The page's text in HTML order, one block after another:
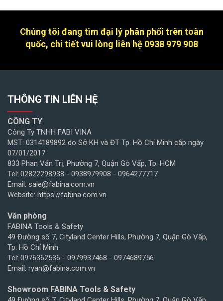
Chúng tôi đang tìm đại lý phân phối trên toàn
quốc, chi tiết vui lòng liên hệ 0938 979 908
THÔNG TIN LIÊN HỆ
CÔNG TY
Công Ty TNHH FABI VINA
MST: 0314189892 do Sở KH và ĐT Tp. Hồ Chí Minh cấp ngày
07/01/2017
833 Phan Văn Trị, Phường 7, Quận Gò Vấp, Tp. HCM
Tel: 02822298938 - 0938979908 - 0964277717
Email: sale@fabina.com.vn
Website: https://fabina.com.vn
Văn phòng
FABINA Tools & Safety
49 Đường số 7, Cityland Center Hills, Phường 7, Quận Gò Vấp,
Tp. Hồ Chí Minh
Tel: 0976362536 - 0979937468 - 0974689756
Email: ryan@fabina.com.vn
Showroom FABINA Tools & Safety